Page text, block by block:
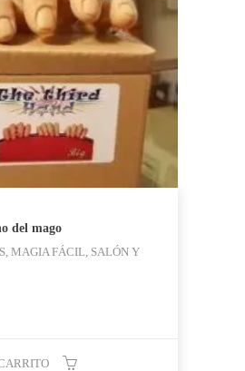
del mago
MAGIA FÁCIL, SALÓN Y